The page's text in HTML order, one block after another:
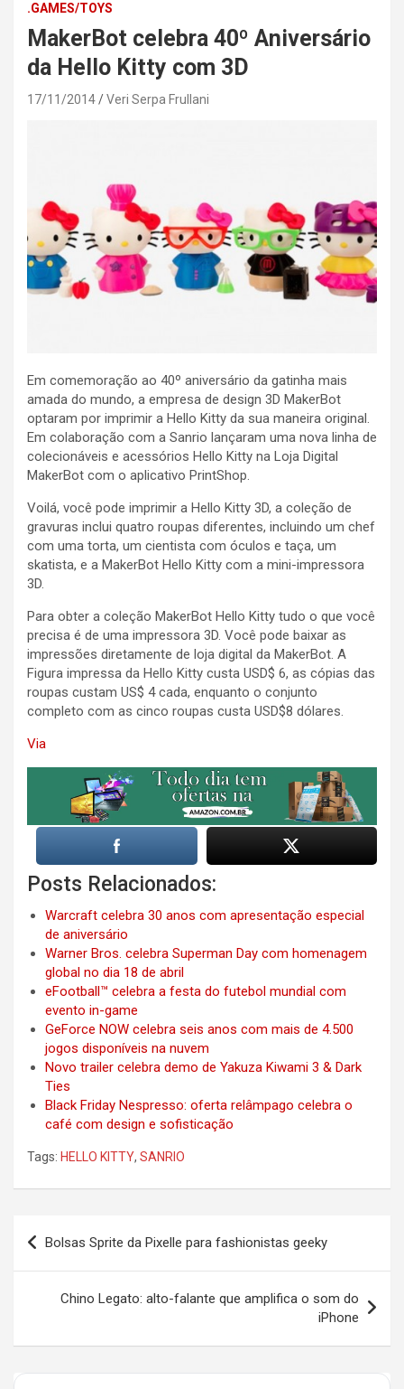
.GAMES/TOYS
MakerBot celebra 40º Aniversário
da Hello Kitty com 3D
17/11/2014 Veri Serpa Frullani
Em comemoração ao 40º aniversário da gatinha mais
amada do mundo, a empresa de design 3D MakerBot
optaram por imprimir a Hello Kitty da sua maneira original.
Em colaboração com a Sanrio lançaram uma nova linha de
colecionáveis e acessórios Hello Kitty na Loja Digital
MakerBot com o aplicativo PrintShop.
Voilá, você pode imprimir a Hello Kitty 3D, a coleção de
gravuras inclui quatro roupas diferentes, incluindo um chef
com uma torta, um cientista com óculos e taça, um
skatista, e a MakerBot Hello Kitty com a mini-impressora
3D.
Para obter a coleção MakerBot Hello Kitty tudo o que você
precisa é de uma impressora 3D. Você pode baixar as
impressões diretamente de loja digital da MakerBot. A
Figura impressa da Hello Kitty custa USD$ 6, as cópias das
roupas custam US$ 4 cada, enquanto o conjunto
completo com as cinco roupas custa USD$8 dólares.
Via
Posts Relacionados:
Warcraft celebra 30 anos com apresentação especial
de aniversário
Warner Bros. celebra Superman Day com homenagem
global no dia 18 de abril
eFootball™ celebra a festa do futebol mundial com
evento in-game
GeForce NOW celebra seis anos com mais de 4.500
jogos disponíveis na nuvem
Novo trailer celebra demo de Yakuza Kiwami 3 & Dark
Ties
Black Friday Nespresso: oferta relâmpago celebra o
café com design e sofisticação
Tags: HELLO KITTY, SANRIO
Post
navigation
Bolsas Sprite da Pixelle para fashionistas geeky
Chino Legato: alto-falante que amplifica o som do
iPhone